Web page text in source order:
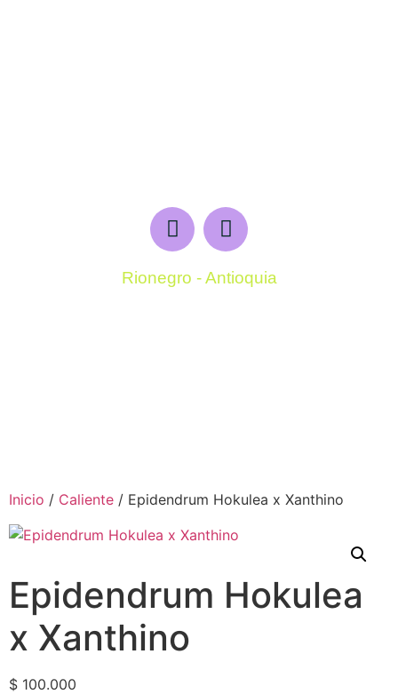
Rionegro - Antioquia
Inicio / Caliente / Epidendrum Hokulea x Xanthino
Epidendrum Hokulea
x Xanthino
$ 100.000